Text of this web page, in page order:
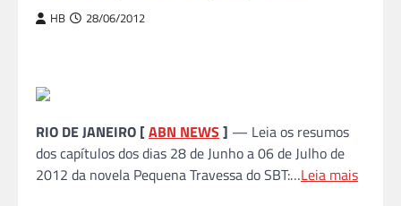
HB 28/06/2012
RIO DE JANEIRO [ABN NEWS ] — Leia os resumos
dos capítulos dos dias 28 de Junho a 06 de Julho de
2012 da novela Pequena Travessa do SBT:…Leia mais